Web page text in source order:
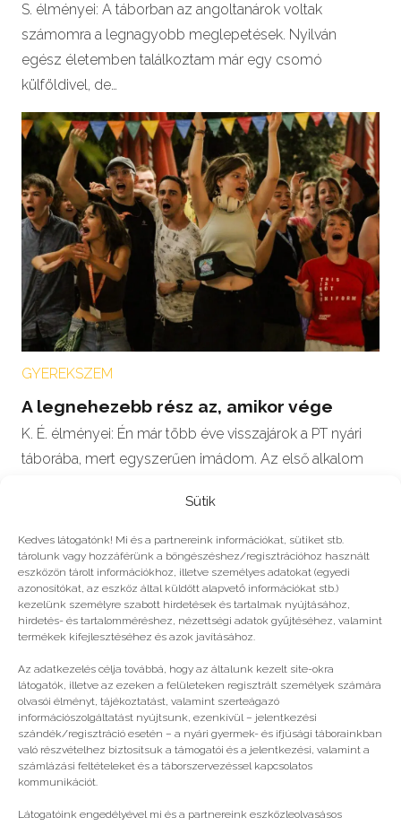
Sütik
Kedves látogatónk! Mi és a partnereink információkat, sütiket stb.
tárolunk vagy hozzáférünk a böngészéshez/regisztrációhoz használt
eszközön tárolt információkhoz, illetve személyes adatokat (egyedi
azonosítókat, az eszköz által küldött alapvető információkat stb.)
kezelünk személyre szabott hirdetések és tartalmak nyújtásához,
hirdetés- és tartalomméréshez, nézettségi adatok gyűjtéséhez, valamint
termékek kifejlesztéséhez és azok javításához.
Az adatkezelés célja továbbá, hogy az általunk kezelt site-okra
látogatók, illetve az ezeken a felületeken regisztrált személyek számára
olvasói élményt, tájékoztatást, valamint szerteágazó
információszolgáltatást nyújtsunk, ezenkívül – jelentkezési
szándék/regisztráció esetén – a nyári gyermek- és ifjúsági táborainkban
való részvételhez biztosítsuk a támogatói és a jelentkezési, valamint a
számlázási feltételeket és a táborszervezéssel kapcsolatos
kommunikációt.
Látogatóink engedélyével mi és a partnereink eszközleolvasásos
S. élményei: A táborban az angoltanárok voltak
számomra a legnagyobb meglepetések. Nyilván
egész életemben találkoztam már egy csomó
külföldivel, de…
GYEREKSZEM
A legnehezebb rész az, amikor vége
K. É. élményei: Én már több éve visszajárok a PT nyári
táborába, mert egyszerűen imádom. Az első alkalom
#2024
Még több